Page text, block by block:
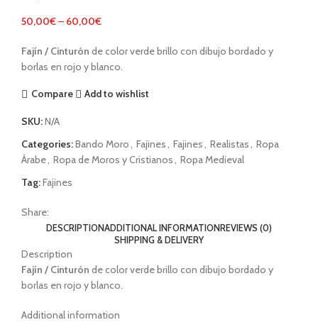
50,00€– 60,00€
Fajín / Cinturón de color verde brillo con dibujo bordado y
borlas en rojo y blanco.
Compare Add to wishlist
SKU:N/A
Categories:Bando Moro Fajines Fajines Realistas
Ropa
Árabe Ropa de Moros y Cristianos
Ropa Medieval
Tag:Fajines
Share:
DESCRIPTIONADDITIONAL INFORMATIONREVIEWS (0)
SHIPPING & DELIVERY
Description
Fajín / Cinturón de color verde brillo con dibujo bordado y
borlas en rojo y blanco.
Additional information